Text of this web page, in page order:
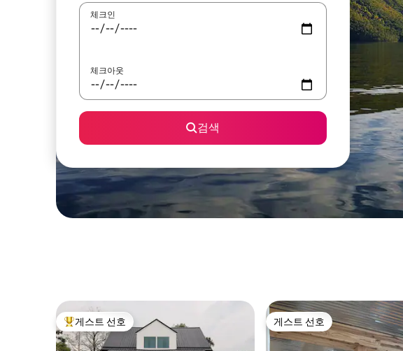
체크인
체크아웃
검색
상위 게스트 선호
게스트 선호 게스트 선호
게스트 선호